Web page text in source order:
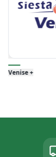
Venise +
Medico +